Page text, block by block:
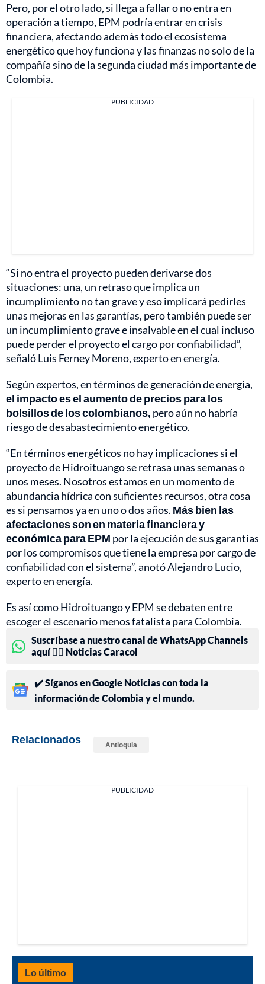
Pero, por el otro lado, si llega a fallar o no entra en
operación a tiempo, EPM podría entrar en crisis
financiera, afectando además todo el ecosistema
energético que hoy funciona y las finanzas no solo de la
compañía sino de la segunda ciudad más importante de
Colombia.
PUBLICIDAD
“Si no entra el proyecto pueden derivarse dos
situaciones: una, un retraso que implica un
incumplimiento no tan grave y eso implicará pedirles
unas mejoras en las garantías, pero también puede ser
un incumplimiento grave e insalvable en el cual incluso
puede perder el proyecto el cargo por confiabilidad”,
señaló Luis Ferney Moreno, experto en energía.
Según expertos, en términos de generación de energía,
el impacto es el aumento de precios para los
bolsillos de los colombianos, pero aún no habría
riesgo de desabastecimiento energético.
“En términos energéticos no hay implicaciones si el
proyecto de Hidroituango se retrasa unas semanas o
unos meses. Nosotros estamos en un momento de
abundancia hídrica con suficientes recursos, otra cosa
es si pensamos ya en uno o dos años. Más bien las
afectaciones son en materia financiera y
económica para EPM por la ejecución de sus garantías
por los compromisos que tiene la empresa por cargo de
confiabilidad con el sistema”, anotó Alejandro Lucio,
experto en energía.
Es así como Hidroituango y EPM se debaten entre
escoger el escenario menos fatalista para Colombia.
Suscríbase a nuestro canal de WhatsApp Channels
aquí 👉🏻 Noticias Caracol
✔️ Síganos en Google Noticias con toda la
información de Colombia y el mundo.
Relacionados Antioquia
PUBLICIDAD
Lo último